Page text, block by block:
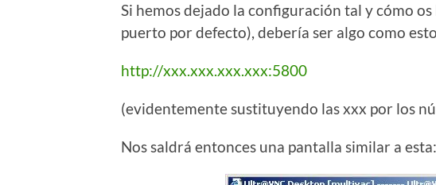
Si hemos dejado la configuración tal y cómo
puerto por defecto), debería ser algo como esto
http://xxx.xxx.xxx.xxx:5800
(evidentemente sustituyendo las xxx por los
Nos saldrá entonces una pantalla similar a esta: